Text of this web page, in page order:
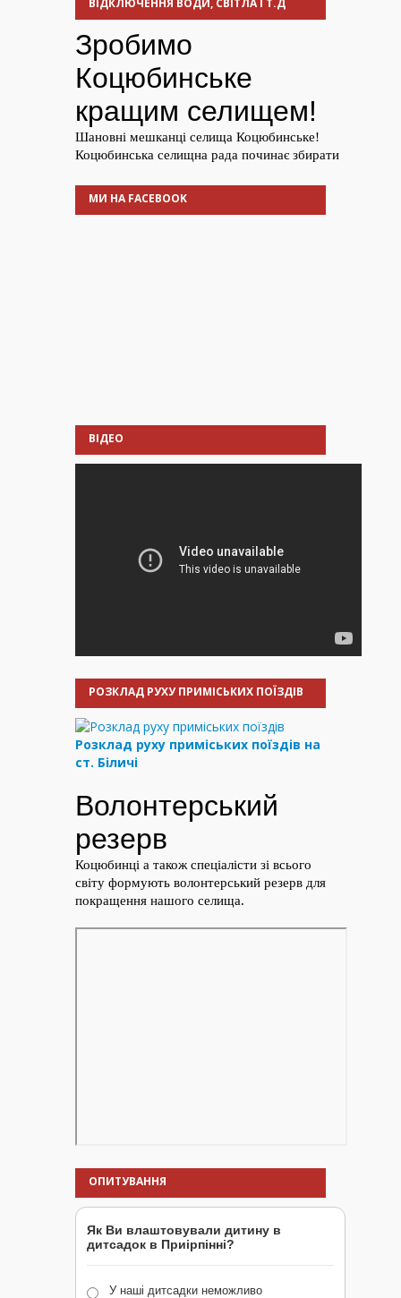
МИ НА FACEBOOK
ВІДЕО
РОЗКЛАД РУХУ ПРИМІСЬКИХ ПОЇЗДІВ
Розклад руху приміських поїздів на
ст. Біличі
ОПИТУВАННЯ
Як Ви влаштовували дитину в
дитсадок в Приірпінні?
У наші дитсадки неможливо